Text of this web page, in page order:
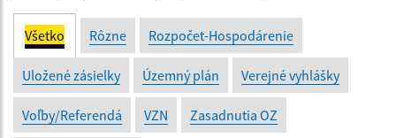
Všetko Rôzne Rozpočet-Hospodárenie
Uložené zásielky Územný plán Verejné vyhlášky
Voľby/Referendá VZN Zasadnutia OZ